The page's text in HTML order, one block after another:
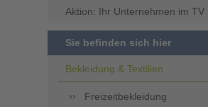
Aktion: Ihr Unternehmen im TV
Sie befinden sich hier
Bekleidung & Textilien
Freizeitbekleidung